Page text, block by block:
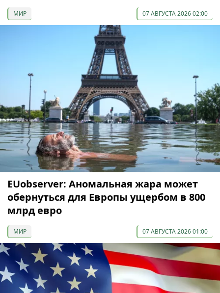
МИР 07 АВГУСТА 2026 02:00
EUobserver: Аномальная жара может
обернуться для Европы ущербом в 800
млрд евро
МИР 07 АВГУСТА 2026 01:00